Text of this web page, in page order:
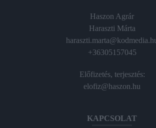
Haszon Agrár
Haraszti Márta
+36305157045
Előfizetés, terjesztés:
elofiz@haszon.hu
KAPCSOLAT